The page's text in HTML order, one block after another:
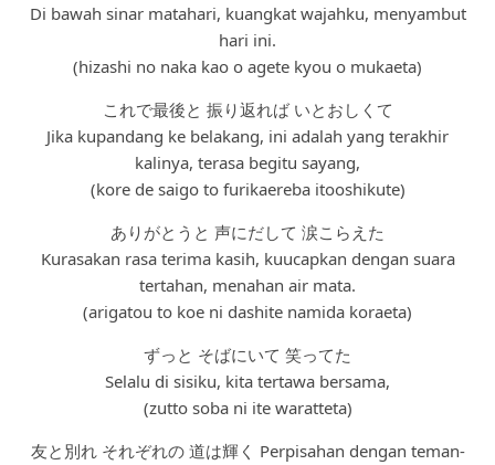
Di bawah sinar matahari, kuangkat wajahku, menyambut
hari ini.
(hizashi no naka kao o agete kyou o mukaeta)
これで最後と 振り返れば いとおしくて
Jika kupandang ke belakang, ini adalah yang terakhir
kalinya, terasa begitu sayang,
(kore de saigo to furikaereba itooshikute)
ありがとうと 声にだして 涙こらえた
Kurasakan rasa terima kasih, kuucapkan dengan suara
tertahan, menahan air mata.
(arigatou to koe ni dashite namida koraeta)
ずっと そばにいて 笑ってた
Selalu di sisiku, kita tertawa bersama,
(zutto soba ni ite waratteta)
友と別れ それぞれの 道は輝く Perpisahan dengan teman-